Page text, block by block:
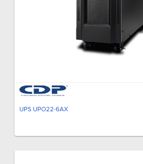
UPS UPO22-6AX